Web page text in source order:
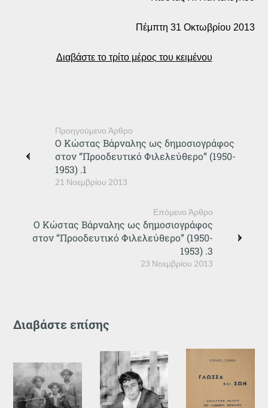
Πέμπτη 31 Οκτωβρίου 2013
Διαβάστε το τρίτο μέρος του κειμένου
Προηγούμενο Άρθρο
21 Νοεμβρίου 2013
Ο Κώστας Βάρναλης ως δημοσιογράφος
στον “Προοδευτικό Φιλελεύθερο” (1950-
1953) .1
Επόμενο Άρθρο
23 Νοεμβρίου 2013
Ο Κώστας Βάρναλης ως δημοσιογράφος
στον “Προοδευτικό Φιλελεύθερο” (1950-
1953) .3
Διαβάστε επίσης